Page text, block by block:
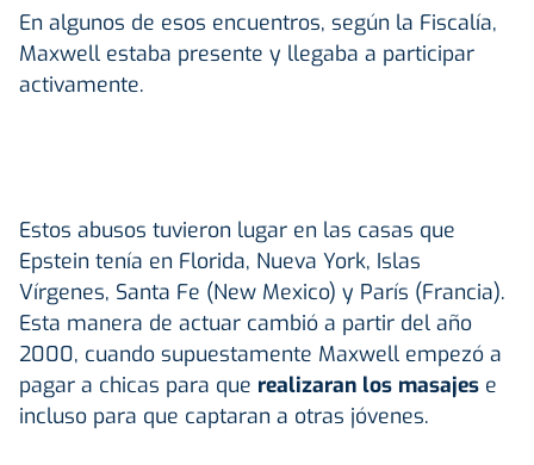
En algunos de esos encuentros, según la Fiscalía,
Maxwell estaba presente y llegaba a participar
activamente.
Estos abusos tuvieron lugar en las casas que
Epstein tenía en Florida, Nueva York, Islas
Vírgenes, Santa Fe (New Mexico) y París (Francia).
Esta manera de actuar cambió a partir del año
2000, cuando supuestamente Maxwell empezó a
pagar a chicas para que realizaran los masajes e
incluso para que captaran a otras jóvenes.